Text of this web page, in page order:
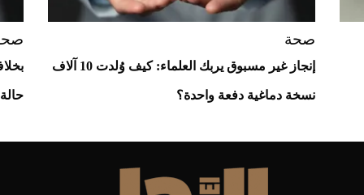
صحة
إنجاز غير مسبوق يربك العلماء: كيف وُلدت 10 آلاف
نسخة دماغية دفعة واحدة؟